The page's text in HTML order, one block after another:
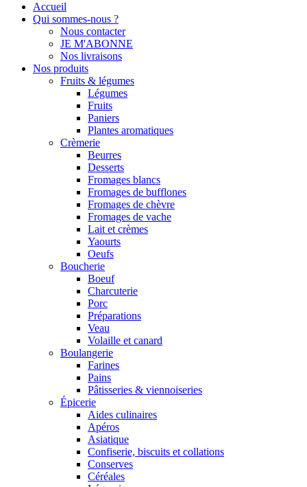
Accueil
Qui sommes-nous ?
Nous contacter
JE M'ABONNE
Nos livraisons
Nos produits
Fruits & légumes
Légumes
Fruits
Paniers
Plantes aromatiques
Crèmerie
Beurres
Desserts
Fromages blancs
Fromages de bufflones
Fromages de chèvre
Fromages de vache
Lait et crèmes
Yaourts
Oeufs
Boucherie
Boeuf
Charcuterie
Porc
Préparations
Veau
Volaille et canard
Boulangerie
Farines
Pains
Pâtisseries & viennoiseries
Épicerie
Aides culinaires
Apéros
Asiatique
Confiserie, biscuits et collations
Conserves
Céréales